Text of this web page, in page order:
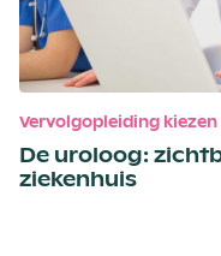
Vervolgopleiding kiezen
De uroloog:
ziekenhuis